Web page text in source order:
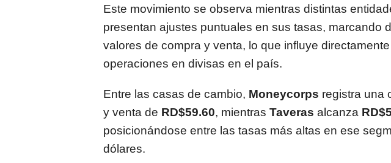
Este movimiento se observa mientras distintas
presentan ajustes puntuales en sus tasas, marcando
valores de compra y venta, lo que influye
operaciones en divisas en el país.
Entre las casas de cambio, Moneycorps registra una
y venta de RD$59.60, mientras Taveras alcanza
posicionándose entre las tasas más altas en ese
dólares.